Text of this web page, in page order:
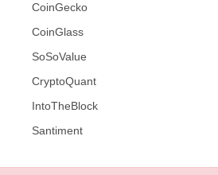
CoinGecko
CoinGlass
SoSoValue
CryptoQuant
IntoTheBlock
Santiment